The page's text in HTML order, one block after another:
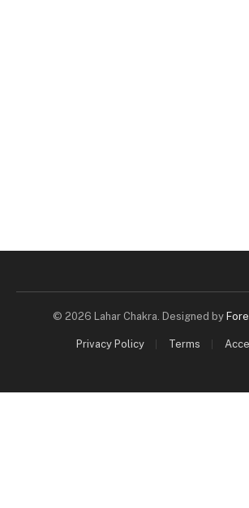
© 2026 Lahar Chakra. Designed by
Privacy Policy Terms